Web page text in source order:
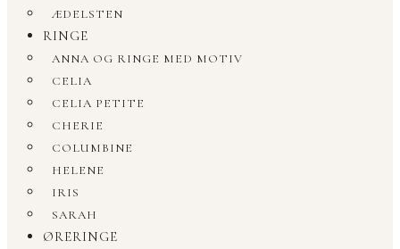
ÆDELSTEN
RINGE
ANNA OG RINGE MED MOTIV
CELIA
CELIA PETITE
CHERIE
COLUMBINE
HELENE
IRIS
SARAH
ØRERINGE